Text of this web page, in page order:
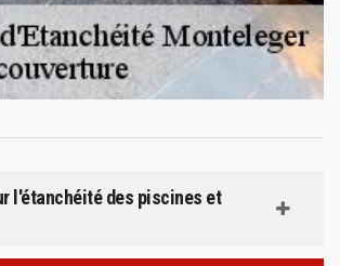
l'étanchéité des piscines et